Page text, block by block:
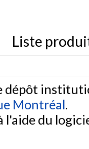
Liste
dépôt
Montréal.
l'aide du